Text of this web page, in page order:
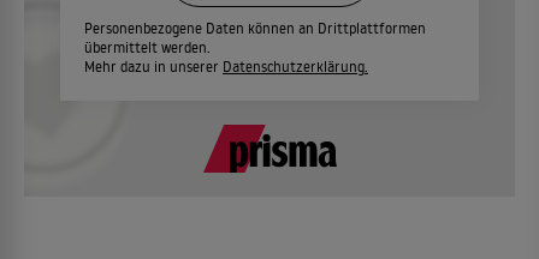
Personenbezogene Daten können an Drittplattformen
übermittelt werden.
Mehr dazu in unserer Datenschutzerklärung.